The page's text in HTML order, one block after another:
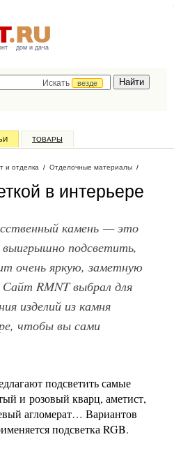
дом и дача
Искать
везде
ТОВАРЫ
и отделка / Отделочные материалы /
в интерьере
камень — это
подсветить,
очень яркую, заметную
RMNT выбрал для
изделий из камня
чтобы вы сами
подсветить самые
и розовый кварц, аметист,
агломерат… Вариантов
подсветка RGB.